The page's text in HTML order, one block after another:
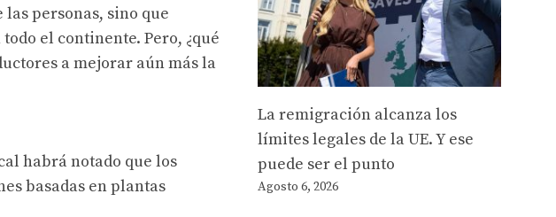
personas, sino que
el continente. Pero, ¿qué
a mejorar aún más la
habrá notado que los
basadas en plantas
La remigración alcanza los
límites legales de la UE. Y ese
puede ser el punto
Agosto 6, 2026